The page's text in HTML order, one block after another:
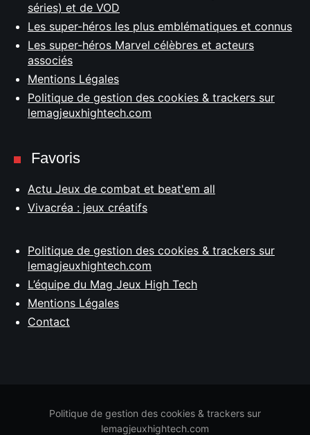
séries) et de VOD
Les super-héros les plus emblématiques et connus
Les super-héros Marvel célèbres et acteurs
associés
Mentions Légales
Politique de gestion des cookies & trackers sur
lemagjeuxhightech.com
Favoris
Actu Jeux de combat et beat'em all
Vivacréa : jeux créatifs
Politique de gestion des cookies & trackers sur
lemagjeuxhightech.com
L’équipe du Mag Jeux High Tech
Mentions Légales
Contact
Politique de gestion des cookies & trackers sur
lemagjeuxhightech.com